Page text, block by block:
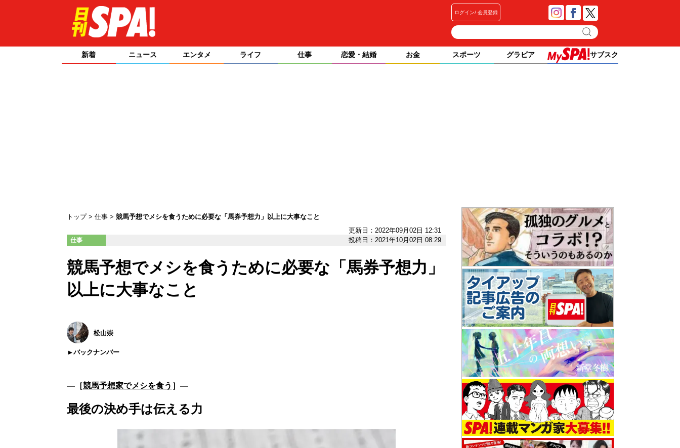
ログイン 会員登録
新着 ニュース エンタメ ライフ 仕事 恋愛・結婚 お金 スポーツ グラビア サブスク
トップ 仕事
競馬予想でメシを食うために必要な「馬券予想力」以上に大事なこと
更新日：2022年09月02日 12:31
仕事 投稿日：2021年10月02日 08:29
競馬予想でメシを食うために必要な「馬券予想力」
以上に大事なこと
松山崇
バックナンバー
―［競馬予想家でメシを食う ］―
最後の決め手は伝える力